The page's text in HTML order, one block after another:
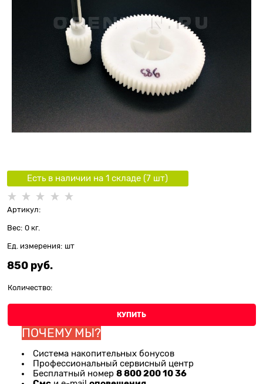
Есть в наличии на 1 складe (7 шт)
Артикул:
Вес: 0 кг.
Ед. измерения: шт
850 руб.
Количество:
КУПИТЬ
ПОЧЕМУ МЫ?
Система накопительных бонусов
Профессиональный сервисный центр
Бесплатный номер 8 800 200 10 36